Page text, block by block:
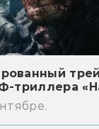
триллера